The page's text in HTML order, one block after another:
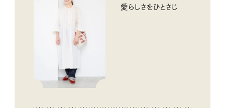
愛らしさをひとさじ